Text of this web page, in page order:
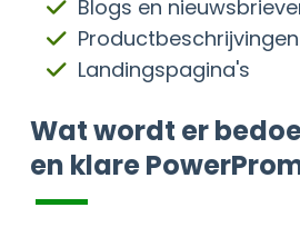
Blogs en
Productbeschrijvingen
Landingspagina's
Wat wordt er
en klare